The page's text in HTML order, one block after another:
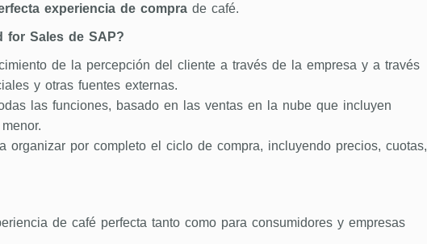
experiencia de comprade café.
for Sales de SAP?
de la percepción del cliente a través de la empresa y a través
y otras fuentes externas.
las funciones, basado en las ventas en la nube que incluyen
organizar por completo el ciclo de compra, incluyendo precios, cuotas,
de café perfecta tanto como para consumidores y empresas